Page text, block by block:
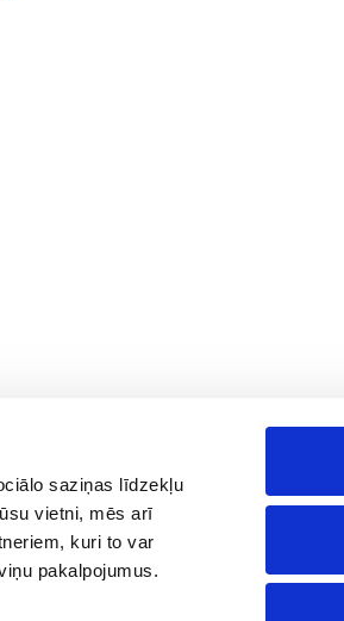
saziņas līdzekļu
vietni, mēs arī
kuri to var
pakalpojumus.
News